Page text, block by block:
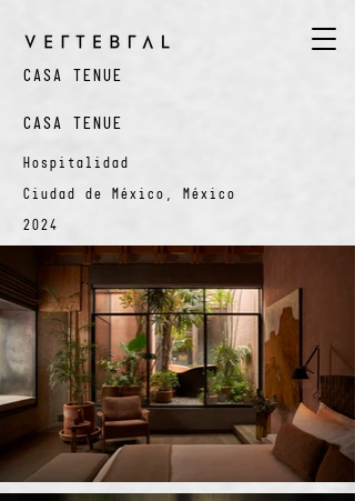
CASA TENUE
CASA TENUE
Hospitalidad
Ciudad de México, México
2024